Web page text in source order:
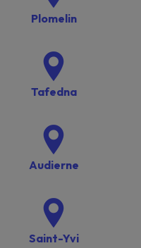
Plomelin
Tafedna
Audierne
Saint-Yvi